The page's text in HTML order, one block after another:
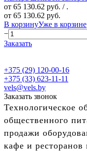
от 65 130.62 руб. / .
от 65 130.62 руб.
В корзинуУже в корзине
−
Заказать
+375 (29) 120-00-16
+375 (33) 623-11-11
vels@vels.by
Заказать звонок
Технологическое
общественного
продажи
кафе и